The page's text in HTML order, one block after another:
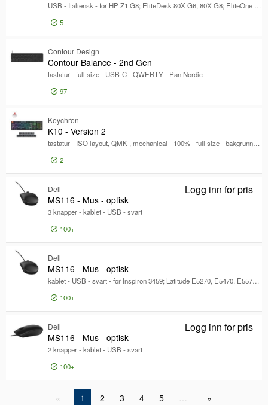
USB - Italiensk - for HP Z1 G8; EliteDesk 80X G6, 80X G8; EliteOne 800 G8; Engage One Pro; ProDesk 40X G6
5
Contour Design
Contour Balance - 2nd Gen
tastatur - full size - USB-C - QWERTY - Pan Nordic
97
Keychron
K10 - Version 2
tastatur - ISO layout, QMK , mechanical - 100% - full size - bakgrunnsbelyst - trådløs - USB-C, Bluetooth 5.2 - QWERTY - Nordisk - tastsvitsj: Keychron Super Red (Hot-swappable)
2
Logg inn for pris
Dell
MS116 - Mus - optisk
3 knapper - kablet - USB - svart
100+
Logg inn for pris
Dell
MS116 - Mus - optisk
kablet - USB - svart - for Inspiron 3459; Latitude E5270, E5470, E5570, E7270, E7470; Precision 5520; Vostro 3905
100+
Logg inn for pris
Dell
MS116 - Mus - optisk
2 knapper - kablet - USB - svart
100+
Logg inn for pris
1 2 3 4 5 …